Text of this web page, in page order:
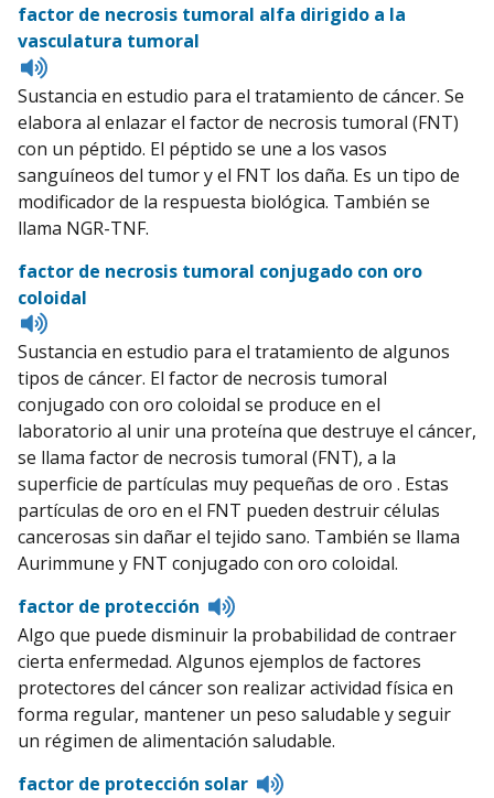
factor de necrosis tumoral alfa dirigido a la
vasculatura tumoral
Listen
to
pronunciation
Sustancia en estudio para el tratamiento de cáncer. Se
elabora al enlazar el factor de necrosis tumoral (FNT)
con un péptido. El péptido se une a los vasos
sanguíneos del tumor y el FNT los daña. Es un tipo de
modificador de la respuesta biológica. También se
llama NGR-TNF.
factor de necrosis tumoral conjugado con oro
coloidal
Listen
to
pronunciation
Sustancia en estudio para el tratamiento de algunos
tipos de cáncer. El factor de necrosis tumoral
conjugado con oro coloidal se produce en el
laboratorio al unir una proteína que destruye el cáncer,
se llama factor de necrosis tumoral (FNT), a la
superficie de partículas muy pequeñas de oro . Estas
partículas de oro en el FNT pueden destruir células
cancerosas sin dañar el tejido sano. También se llama
Aurimmune y FNT conjugado con oro coloidal.
factor de protección
Listen
to
pronunciation
Algo que puede disminuir la probabilidad de contraer
cierta enfermedad. Algunos ejemplos de factores
protectores del cáncer son realizar actividad física en
forma regular, mantener un peso saludable y seguir
un régimen de alimentación saludable.
factor de protección solar
Listen